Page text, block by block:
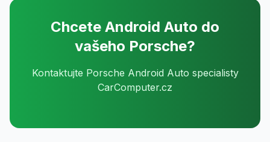
Chcete Android Auto do
vašeho Porsche?
Kontaktujte Porsche Android Auto specialisty
CarComputer.cz